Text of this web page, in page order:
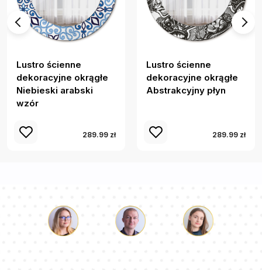
Lustro ścienne
dekoracyjne okrągłe
Niebieski arabski
wzór
289.99 zł
Lustro ścienne
dekoracyjne okrągłe
Abstrakcyjny płyn
289.99 zł